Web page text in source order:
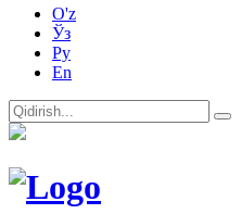
O'z
Ўз
Ру
En